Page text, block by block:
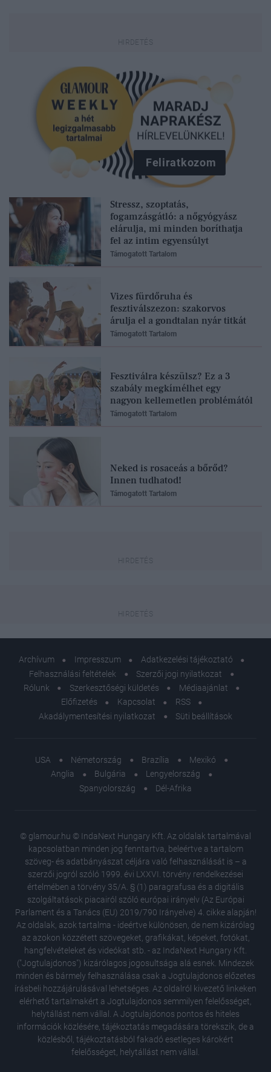
Feliratkozom
Stressz, szoptatás,
fogamzásgátló: a nőgyógyász
elárulja, mi minden boríthatja
fel az intim egyensúlyt
Támogatott Tartalom
Vizes fürdőruha és
fesztiválszezon: szakorvos
árulja el a gondtalan nyár titkát
Támogatott Tartalom
Fesztiválra készülsz? Ez a 3
szabály megkímélhet egy
nagyon kellemetlen problémától
Támogatott Tartalom
Neked is rosaceás a bőrőd?
Innen tudhatod!
Támogatott Tartalom
Archívum Impresszum
Adatkezelési tájékoztató
Felhasználási feltételek
Szerzői jogi nyilatkozat
Rólunk
Szerkesztőségi küldetés
Médiaajánlat
Előfizetés
Kapcsolat
RSS
Akadálymentesítési nyilatkozat
Süti beállítások
USA Németország Brazília
Mexikó
Anglia
Bulgária
Lengyelország
Spanyolország
Dél-Afrika
© glamour.hu © IndaNext Hungary Kft. Az oldalak tartalmával
kapcsolatban minden jog fenntartva, beleértve a tartalom
szöveg- és adatbányászat céljára való felhasználását is – a
szerzői jogról szóló 1999. évi LXXVI. törvény rendelkezései
értelmében a törvény 35/A. § (1) paragrafusa és a digitális
szolgáltatások piacairól szóló európai irányelv (Az Európai
Parlament és a Tanács (EU) 2019/790 Irányelve) 4. cikke alapján!
Az oldalak, azok tartalma - ideértve különösen, de nem kizárólag
az azokon közzétett szövegeket, grafikákat, képeket, fotókat,
hangfelvételeket és videókat stb. - az IndaNext Hungary Kft.
("Jogtulajdonos") kizárólagos jogosultsága alá esnek. Mindezek
minden és bármely felhasználása csak a Jogtulajdonos előzetes
írásbeli hozzájárulásával lehetséges. Az oldalról kivezető linkeken
elérhető tartalmakért a Jogtulajdonos semmilyen felelősséget,
helytállást nem vállal. A Jogtulajdonos pontos és hiteles
információk közlésére, tájékoztatás megadására törekszik, de a
közlésből, tájékoztatásból fakadó esetleges károkért
felelősséget, helytállást nem vállal.